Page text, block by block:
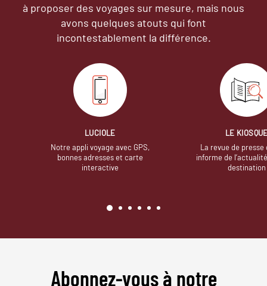
à proposer des voyages sur mesure, mais nous
avons quelques atouts qui font
incontestablement la différence.
LUCIOLE
Notre appli voyage avec GPS,
bonnes adresses et carte
interactive
LE
La revue de presse
informe de
destination
Abonnez-vous à notre